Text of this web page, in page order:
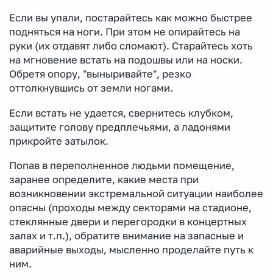
Если вы упали, постарайтесь как можно быстрее
подняться на ноги. При этом не опирайтесь на
руки (их отдавят либо сломают). Старайтесь хоть
на мгновение встать на подошвы или на носки.
Обретя опору, "выныривайте", резко
оттолкнувшись от земли ногами.
Если встать не удается, свернитесь клубком,
защитите голову предплечьями, а ладонями
прикройте затылок.
Попав в переполненное людьми помещение,
заранее определите, какие места при
возникновении экстремальной ситуации наиболее
опасны (проходы между секторами на стадионе,
стеклянные двери и перегородки в концертных
залах и т.п.), обратите внимание на запасные и
аварийные выходы, мысленно проделайте путь к
ним.